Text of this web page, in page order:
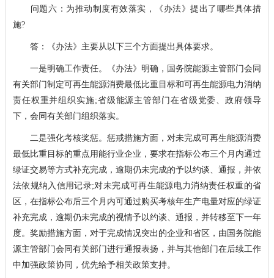
问题六：为推动制度有效落实，《办法》提出了哪些具体措
施?
答：《办法》主要从以下三个方面提出具体要求。
一是明确工作责任。《办法》明确，国务院能源主管部门会同
有关部门制定可再生能源消费最低比重目标和可再生能源电力消纳
责任权重并组织实施;省级能源主管部门在省级党委、政府领导
下，会同有关部门组织落实。
二是强化考核奖惩。惩戒措施方面，对未完成可再生能源消费
最低比重目标的重点用能行业企业，要求在指标公布三个月内通过
绿证交易等方式补充完成，逾期仍未完成的予以约谈、通报，并依
法依规纳入信用记录;对未完成可再生能源电力消纳责任权重的省
区，在指标公布后三个月内可通过购买考核年生产电量对应的绿证
补充完成，逾期仍未完成的视情予以约谈、通报，并转移至下一年
度。奖励措施方面，对于完成情况突出的企业和省区，由国务院能
源主管部门会同有关部门进行通报表扬，并与其他部门在后续工作
中加强政策协同，优先给予相关政策支持。